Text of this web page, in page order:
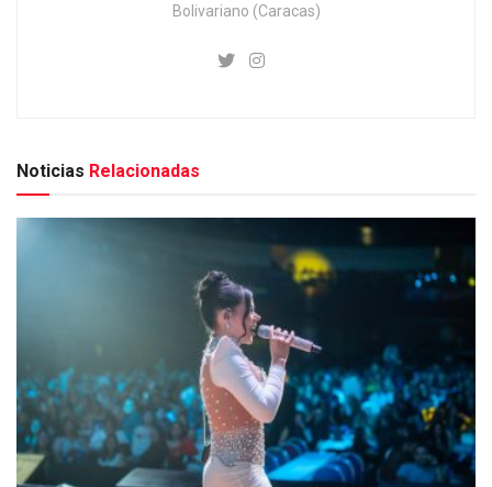
Bolivariano (Caracas)
Noticias Relacionadas